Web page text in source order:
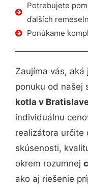
Potrebujete
ďalších
Ponúkame
Zaujíma vás, aká
ponuku od našej
kotla v
individuálnu
realizátora určite
skúsenosti,
okrem rozumnej
ako aj riešenie